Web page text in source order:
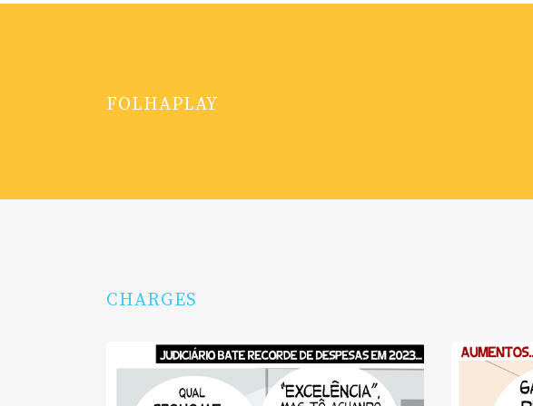
FOLHAPLAY
CHARGES